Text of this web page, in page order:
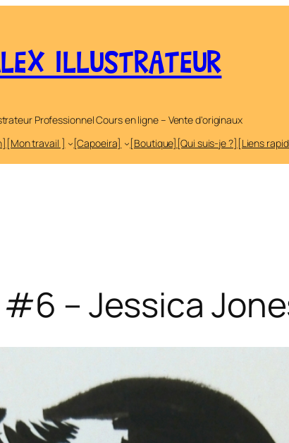
ILLUSTRATEUR
Professionnel Cours en ligne – Vente d'originaux
[Mon travail ] [Capoeira] [Boutique] [Qui suis-je ?] [Liens
– Jessica